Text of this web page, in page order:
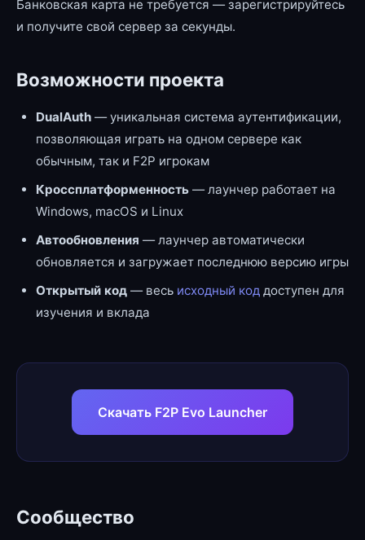
Банковская карта не требуется — зарегистрируйтесь
и получите свой сервер за секунды.
Возможности проекта
DualAuth — уникальная система аутентификации,
позволяющая играть на одном сервере как
обычным, так и F2P игрокам
Кроссплатформенность — лаунчер работает на
Windows, macOS и Linux
Автообновления — лаунчер автоматически
обновляется и загружает последнюю версию игры
Открытый код — весь исходный код доступен для
изучения и вклада
Скачать F2P Evo Launcher
Сообщество